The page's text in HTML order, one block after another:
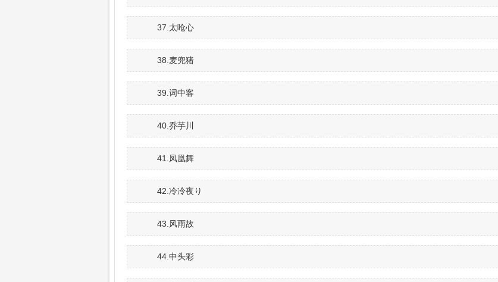
37.太呛心
38.麦兜猪
39.词中客
40.乔芋川
41.凤凰舞
42.冷冷夜り
43.风雨故
44.中头彩